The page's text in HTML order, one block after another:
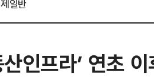
일반
인프라’ 연초